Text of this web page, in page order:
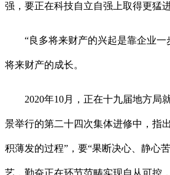
强，要正在科技自立自强上取得更猛进
“良多将来财产的兴起是靠企业一
将来财产的成长。
2020年10月，正在十九届地方局
景举行的第二十四次集体进修中，指
积薄发的过程”，要“果断决心、静心